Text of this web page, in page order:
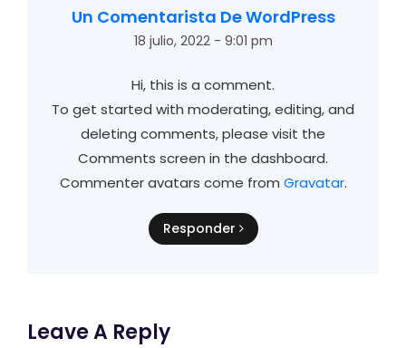
Un Comentarista De WordPress
18 julio, 2022 - 9:01 pm
Hi, this is a comment.
To get started with moderating, editing, and
deleting comments, please visit the
Comments screen in the dashboard.
Commenter avatars come from Gravatar.
Responder
Leave A Reply